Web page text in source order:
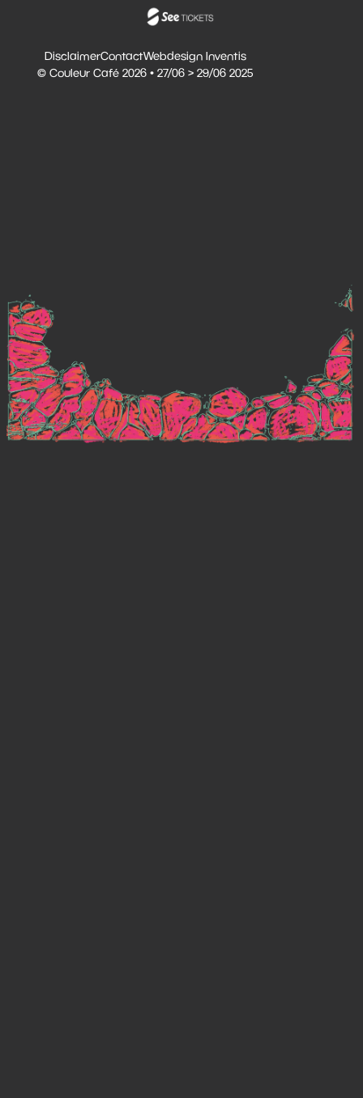
© Couleur Café 2026 • 27/06 > 29/06 2025
DisclaimerContactWebdesign Inventis